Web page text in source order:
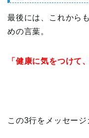
最後には、これから
めの言葉。
「健康に気をつけて
この3行をメッセージ